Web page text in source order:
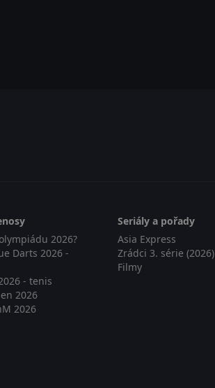
2026?
Darts 2026 -
- tenis
2026
2026
Seriály a pořady
Asia Express
Zrádci 3. série (2026)
Filmy